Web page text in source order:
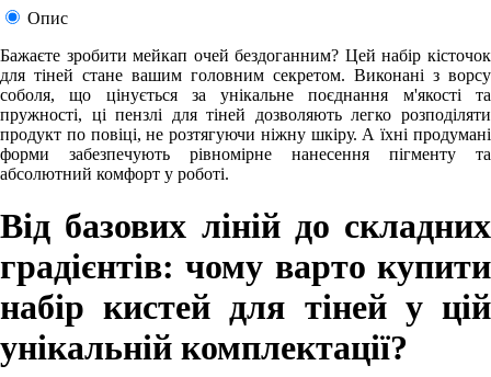
Опис
Бажаєте зробити мейкап очей бездоганним? Цей набір кісточок
для тіней стане вашим головним секретом. Виконані з ворсу
соболя, що цінується за унікальне поєднання м'якості та
пружності, ці пензлі для тіней дозволяють легко розподіляти
продукт по повіці, не розтягуючи ніжну шкіру. А їхні продумані
форми забезпечують рівномірне нанесення пігменту та
абсолютний комфорт у роботі.
Від базових ліній до складних
градієнтів: чому варто купити
набір кистей для тіней у цій
унікальній комплектації?